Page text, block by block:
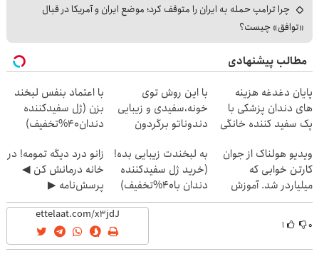
چرا ترامپ حمله به ایران را متوقف کرد؛ موضع ایران و آمریکا در قبال
«توافق» چیست؟
مطالب پیشنهادی
پایان دغدغه هزینه
های دندان پزشکی با
پک سفید کننده خانگی
با این روش توی
خونه،سفیدی و زیبایی
دندوناتو برگردون
با اعتماد بنفس لبخند
بزن (ژل سفیدکننده
دندان40%تخفیف)
ویدیو هولناک از جوان
کارتن خوابی که
میلیاردر شد. آموزش
رایگان
به لبخندت زیبایی بده!
(خرید ژل سفیدکننده
دندان با40%تخفیف)
زانو درد دیگه تمومه! در
خانه درمانش کن ◀
پرسش‌نامه ▶
۰ ۱